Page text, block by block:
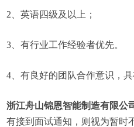
2、英语四级及以上；
3、有行业工作经验者优先。
4、有良好的团队合作意识，
浙江舟山锦恩智能制造有限公
有接到面试通知，则视为暂时